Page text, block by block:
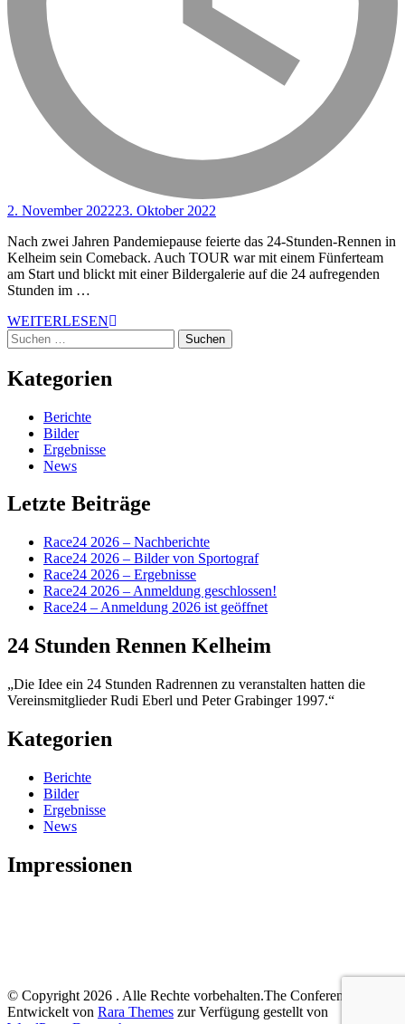
2. November 202223. Oktober 2022
Nach zwei Jahren Pandemiepause feierte das 24-Stunden-Rennen in
Kelheim sein Comeback. Auch TOUR war mit einem Fünferteam
am Start und blickt mit einer Bildergalerie auf die 24 aufregenden
Stunden im …
WEITERLESEN
Suchen
nach:
Kategorien
Berichte
Bilder
Ergebnisse
News
Letzte Beiträge
Race24 2026 – Nachberichte
Race24 2026 – Bilder von Sportograf
Race24 2026 – Ergebnisse
Race24 2026 – Anmeldung geschlossen!
Race24 – Anmeldung 2026 ist geöffnet
24 Stunden Rennen Kelheim
„Die Idee ein 24 Stunden Radrennen zu veranstalten hatten die
Vereinsmitglieder Rudi Eberl und Peter Grabinger 1997.“
Kategorien
Berichte
Bilder
Ergebnisse
News
Impressionen
© Copyright 2026 . Alle Rechte vorbehalten.The Conference |
Entwickelt von Rara Themes zur Verfügung gestellt von